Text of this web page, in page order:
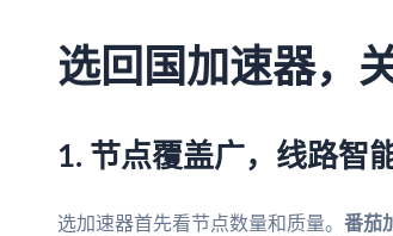
选回国加速器，
1. 节点覆盖广，线路智
选加速器首先看节点数量和质量。 番茄